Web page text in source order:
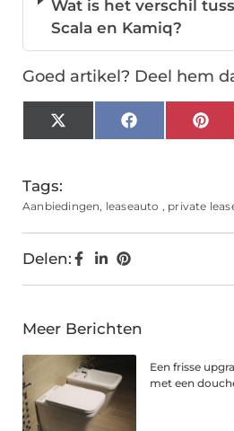
Wat is het verschil
Scala en Kamiq?
Goed artikel? Deel hem
X
(Twitter)
Facebook
Tags:
Aanbiedingen, leaseauto , private
Delen:
Meer Berichten
Een frisse
met een